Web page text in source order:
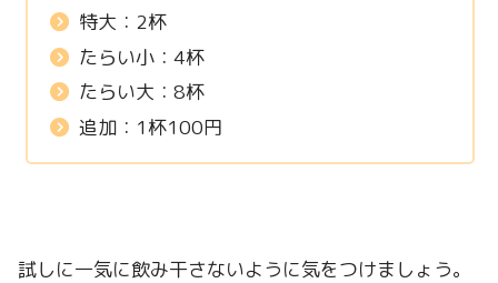
特大：2杯
たらい小：4杯
たらい大：8杯
追加：1杯100円
試しに一気に飲み干さないように気をつけましょう。